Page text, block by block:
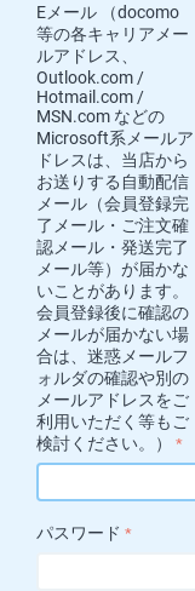
Eメール （docomo
等の各キャリアメー
ルアドレス、
Outlook.com /
Hotmail.com /
MSN.com などの
Microsoft系メールア
ドレスは、当店から
お送りする自動配信
メール（会員登録完
了メール・ご注文確
認メール・発送完了
メール等）が届かな
いことがあります。
会員登録後に確認の
メールが届かない場
合は、迷惑メールフ
ォルダの確認や別の
メールアドレスをご
利用いただく等もご
検討ください。）
パスワード